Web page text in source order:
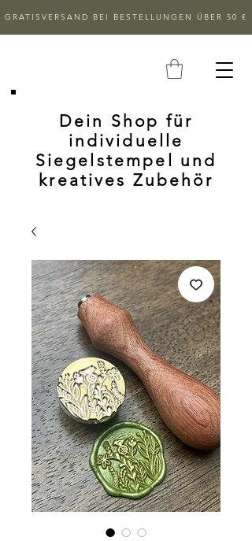
GRATISVERSAND BEI BESTELLUNGEN ÜBER 50 €
Dein Shop für
individuelle
Siegelstempel und
kreatives Zubehör